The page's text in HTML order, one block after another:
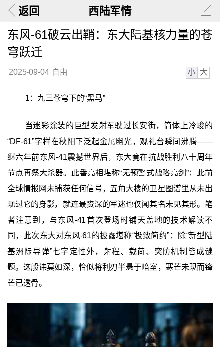
返回 西陆军情
东风-61破云出鞘：东大陆基核力量的苍
穹跃迁
2025-09-04 自由 小 大
1：九三苍穹下的“黑马”
当迷彩涂装的巨型发射车驶过长安街，筒体上冷峻的
“DF-61”字样在秋阳下泛起金属幽光，观礼台瞬间沸腾——
继六年前东风-41震撼世界后，东大竟在抗战胜利八十周年
节点再祭大杀器。此番亮相堪称“无预警式战略亮剑”：此前
全球情报网未捕获任何信号，五角大楼的卫星图谱里从未出
现过它的身影，就连最资深的军迷也仅闻其名未见其形。笔
者注意到，与东风-41首次登场时铺天盖地的技术解读不
同，此次东大对东风-61的披露堪称“极致简约”：除“新型陆
基洲际导弹”七字定性外，射程、载荷、突防机制皆成谜
题。这般讳莫如深，恰似将利刃半悬于暗室，寒芒未现而锋
芒已透骨。